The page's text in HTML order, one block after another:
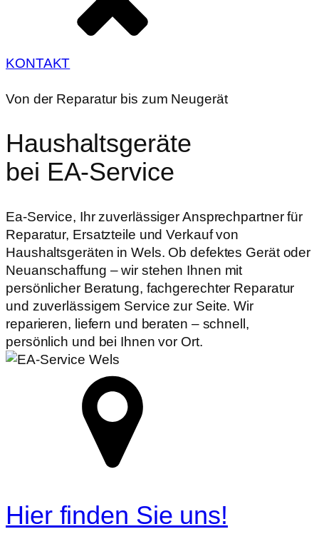
KONTAKT
Von der Reparatur bis zum Neugerät
Haushaltsgeräte
bei EA-Service
Ea-Service, Ihr zuverlässiger Ansprechpartner für
Reparatur, Ersatzteile und Verkauf von
Haushaltsgeräten in Wels. Ob defektes Gerät oder
Neuanschaffung – wir stehen Ihnen mit
persönlicher Beratung, fachgerechter Reparatur
und zuverlässigem Service zur Seite. Wir
reparieren, liefern und beraten – schnell,
persönlich und bei Ihnen vor Ort.
Hier finden Sie uns!